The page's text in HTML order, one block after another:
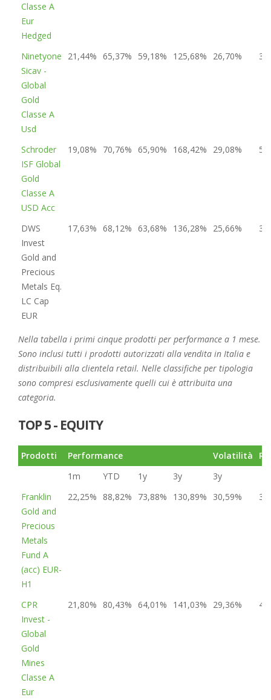
Classe A
Eur
Hedged
Ninetyone
Sicav -
Global
Gold
Classe A
Usd
21,44% 65,37% 59,18% 125,68% 26,70% 3
Schroder
ISF Global
Gold
Classe A
USD Acc
19,08% 70,76% 65,90% 168,42% 29,08% 5
DWS
Invest
Gold and
Precious
Metals Eq.
LC Cap
EUR
17,63% 68,12% 63,68% 136,28% 25,66% 3
Nella tabella i primi cinque prodotti per performance a 1 mese.
Sono inclusi tutti i prodotti autorizzati alla vendita in Italia e
distribuibili alla clientela retail. Nelle classifiche per tipologia
sono compresi esclusivamente quelli cui è attribuita una
categoria.
TOP 5 - EQUITY
Prodotti Performance Volatilità
1m
YTD 1y 3y
3y
Franklin
Gold and
Precious
Metals
Fund A
(acc) EUR-
H1
22,25% 88,82% 73,88% 130,89% 30,59% 3
CPR
Invest -
Global
Gold
Mines
Classe A
Eur
21,80% 80,43% 64,01% 141,03% 29,36% 4